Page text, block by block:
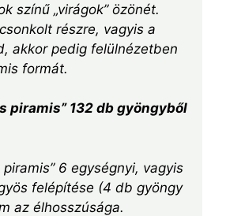
színű „virágok” özönét.
részre, vagyis a
akkor pedig felülnézetben
formát.
piramis” 132 db gyöngyből
piramis” 6 egységnyi, vagyis
felépítése (4 db gyöngy
az élhosszúsága.